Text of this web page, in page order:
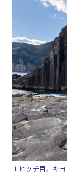
１ピッチ目、キ